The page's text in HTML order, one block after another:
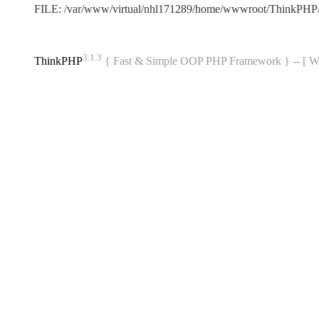
FILE: /var/www/virtual/nhl171289/home/wwwroot/
ThinkPHP3.1.3 { Fast & Simple OOP PHP Framework } -- [